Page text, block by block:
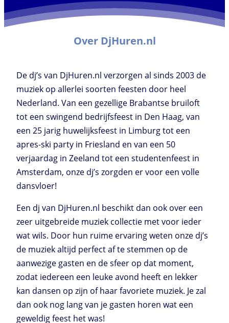
Over DjHuren.nl
De dj’s van DjHuren.nl verzorgen al sinds 2003 de
muziek op allerlei soorten feesten door heel
Nederland. Van een gezellige Brabantse bruiloft
tot een swingend bedrijfsfeest in Den Haag, van
een 25 jarig huwelijksfeest in Limburg tot een
apres-ski party in Friesland en van een 50
verjaardag in Zeeland tot een studentenfeest in
Amsterdam, onze dj’s zorgden er voor een volle
dansvloer!
Een dj van DjHuren.nl beschikt dan ook over een
zeer uitgebreide muziek collectie met voor ieder
wat wils. Door hun ruime ervaring weten onze dj’s
de muziek altijd perfect af te stemmen op de
aanwezige gasten en de sfeer op dat moment,
zodat iedereen een leuke avond heeft en lekker
kan dansen op zijn of haar favoriete muziek. Je zal
dan ook nog lang van je gasten horen wat een
geweldig feest het was!